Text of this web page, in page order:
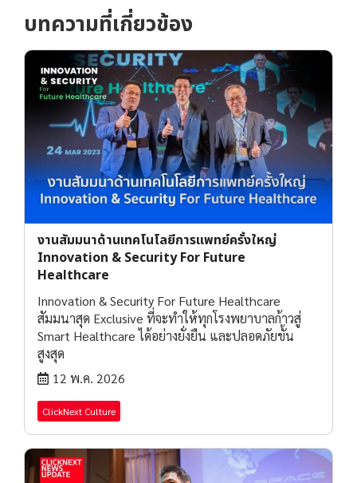
บทความที่เกี่ยวข้อง
งานสัมมนาด้านเทคโนโลยีการแพทย์ครั้งใหญ่
Innovation & Security For Future
Healthcare
Innovation & Security For Future Healthcare
สัมมนาสุด Exclusive ที่จะทำให้ทุกโรงพยาบาลก้าวสู่
Smart Healthcare ได้อย่างยั่งยืน และปลอดภัยขั้น
สูงสุด
12 พ.ค. 2026
ClickNext Culture